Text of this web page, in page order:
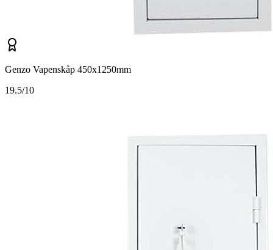
Genzo Vapenskåp 450x1250mm
19.5/10